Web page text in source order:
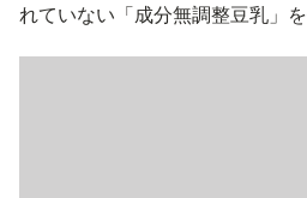
れていない「成分無調整豆乳」